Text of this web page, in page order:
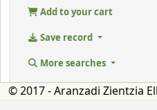
Add to your cart
Save record
More searches
© 2017 - Aranzadi Zientzia